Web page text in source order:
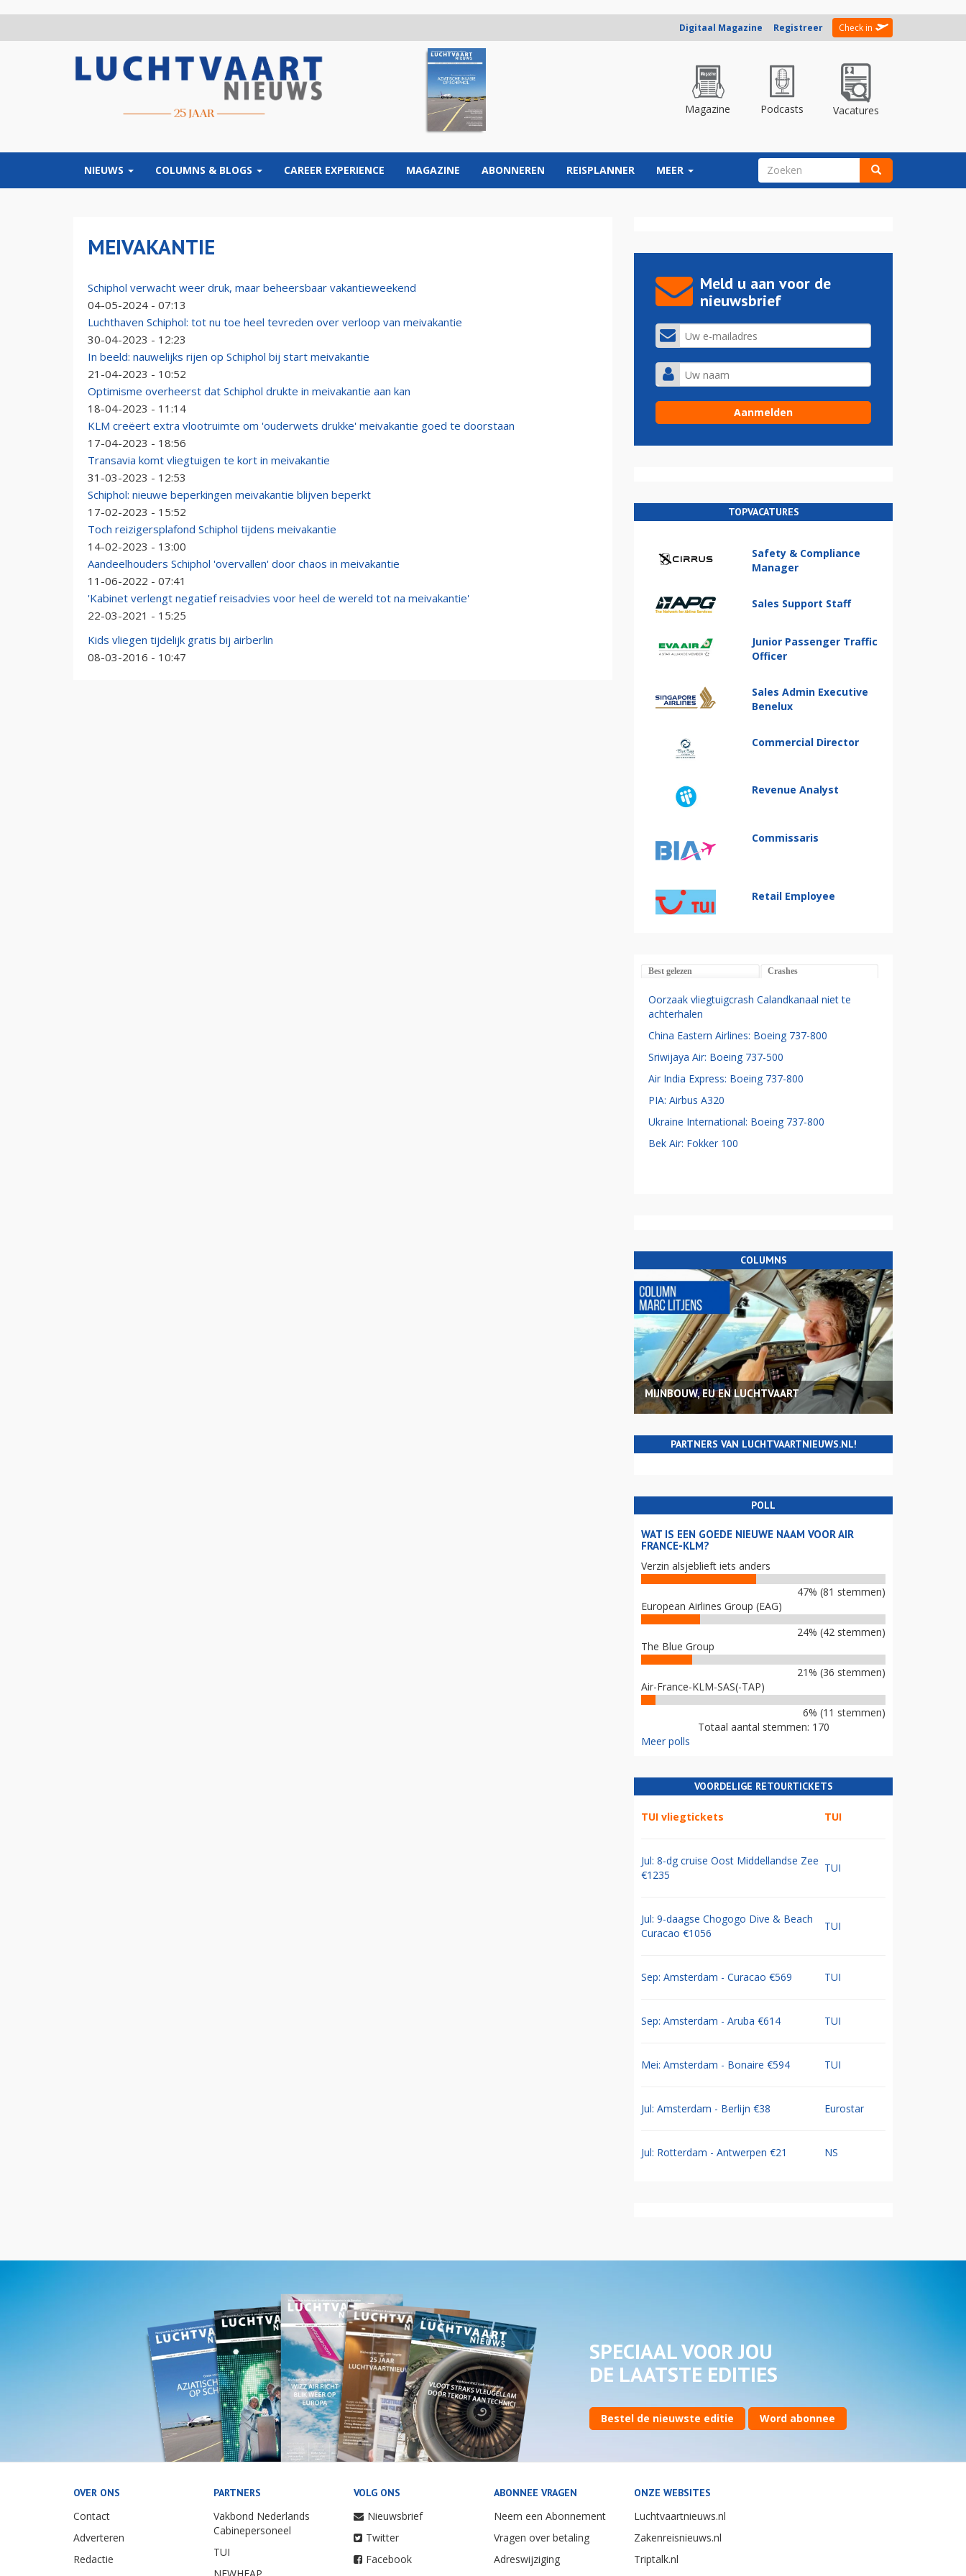
Digitaal Magazine Registreer Check in
Magazine Podcasts Vacatures
NIEUWS COLUMNS & BLOGS CAREER EXPERIENCE MAGAZINE ABONNEREN REISPLANNER MEER ZOEKVELD
MEIVAKANTIE
Schiphol verwacht weer druk, maar beheersbaar vakantieweekend
04-05-2024 - 07:13
Luchthaven Schiphol: tot nu toe heel tevreden over verloop van meivakantie
30-04-2023 - 12:23
In beeld: nauwelijks rijen op Schiphol bij start meivakantie
21-04-2023 - 10:52
Optimisme overheerst dat Schiphol drukte in meivakantie aan kan
18-04-2023 - 11:14
KLM creëert extra vlootruimte om 'ouderwets drukke' meivakantie goed te doorstaan
17-04-2023 - 18:56
Transavia komt vliegtuigen te kort in meivakantie
31-03-2023 - 12:53
Schiphol: nieuwe beperkingen meivakantie blijven beperkt
17-02-2023 - 15:52
Toch reizigersplafond Schiphol tijdens meivakantie
14-02-2023 - 13:00
Aandeelhouders Schiphol 'overvallen' door chaos in meivakantie
11-06-2022 - 07:41
'Kabinet verlengt negatief reisadvies voor heel de wereld tot na meivakantie'
22-03-2021 - 15:25
Kids vliegen tijdelijk gratis bij airberlin
08-03-2016 - 10:47
Meld u aan voor de
nieuwsbrief
TOPVACATURES
Safety & Compliance
Manager
Sales Support Staff
Junior Passenger Traffic
Officer
Sales Admin Executive
Benelux
Commercial Director
Revenue Analyst
Commissaris
Retail Employee
Best gelezen Crashes
Oorzaak vliegtuigcrash Calandkanaal niet te
achterhalen
China Eastern Airlines: Boeing 737-800
Sriwijaya Air: Boeing 737-500
Air India Express: Boeing 737-800
PIA: Airbus A320
Ukraine International: Boeing 737-800
Bek Air: Fokker 100
COLUMNS
MIJNBOUW, EU EN LUCHTVAART
PARTNERS VAN LUCHTVAARTNIEUWS.NL!
POLL
WAT IS EEN GOEDE NIEUWE NAAM VOOR AIR
FRANCE-KLM?
Verzin alsjeblieft iets anders
47% (81 stemmen)
European Airlines Group (EAG)
24% (42 stemmen)
The Blue Group
21% (36 stemmen)
Air-France-KLM-SAS(-TAP)
6% (11 stemmen)
Totaal aantal stemmen: 170
Meer polls
VOORDELIGE RETOURTICKETS
TUI vliegtickets TUI
Jul: 8-dg cruise Oost Middellandse Zee
€1235
TUI
Jul: 9-daagse Chogogo Dive & Beach
Curacao €1056
TUI
Sep: Amsterdam - Curacao €569 TUI
Sep: Amsterdam - Aruba €614 TUI
Mei: Amsterdam - Bonaire €594 TUI
Jul: Amsterdam - Berlijn €38 Eurostar
Jul: Rotterdam - Antwerpen €21 NS
SPECIAAL VOOR JOU
DE LAATSTE EDITIES
Bestel de nieuwste editie Word abonnee
OVER ONS
Contact
Adverteren
Redactie
PARTNERS
Vakbond Nederlands
Cabinepersoneel
TUI
NEWHEAP
VOLG ONS
Nieuwsbrief
Twitter
Facebook
ABONNEE VRAGEN
Neem een Abonnement
Vragen over betaling
Adreswijziging
ONZE WEBSITES
Luchtvaartnieuws.nl
Zakenreisnieuws.nl
Triptalk.nl